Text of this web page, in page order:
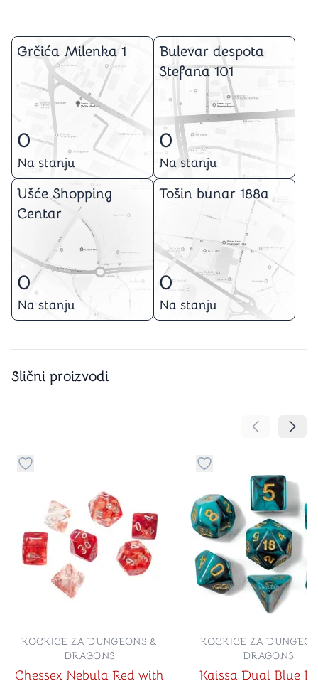
Grčića Milenka 1
0
Na stanju
Bulevar despota
Stefana 101
0
Na stanju
Ušće Shopping
Centar
0
Na stanju
Tošin bunar 188a
0
Na stanju
Slični proizvodi
Pomeranje
Dugme za dodavanje stvari u kategoriju omiljeno
Chessex Nebula Red with
KOCKICE ZA DUNGEONS &
DRAGONS
Dugme za dodavanje
Kaissa Dual Blue
KOCKICE ZA
DRAGONS